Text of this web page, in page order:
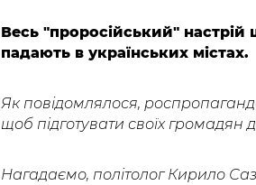
Весь "проросійський"
падають в українських містах.
Як повідомлялося,
щоб підготувати своїх громадян
Нагадаємо, політолог Кирило